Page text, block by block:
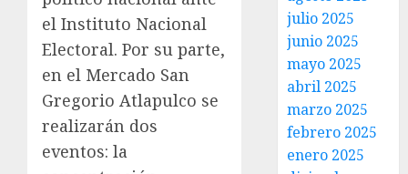
el Instituto Nacional
Electoral. Por su parte,
en el Mercado San
Gregorio Atlapulco se
realizarán dos
eventos: la
julio 2025
junio 2025
mayo 2025
abril 2025
marzo 2025
febrero 2025
enero 2025